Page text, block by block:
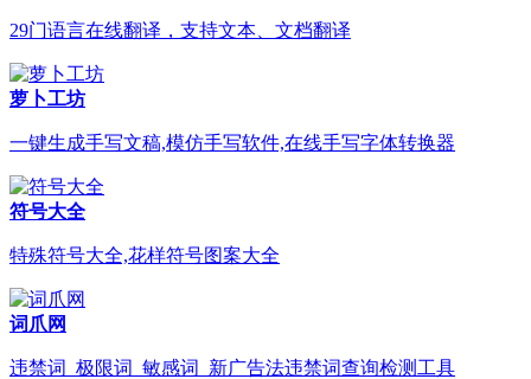
29门语言在线翻译，支持文本、文档翻译
萝卜工坊
一键生成手写文稿,模仿手写软件,在线手写字体转换器
符号大全
特殊符号大全,花样符号图案大全
词爪网
违禁词_极限词_敏感词_新广告法违禁词查询检测工具